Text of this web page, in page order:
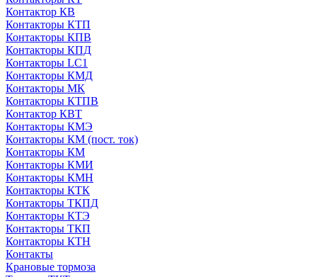
Контактор КВ
Контакторы КТП
Контакторы КПВ
Контакторы КПД
Контакторы LC1
Контакторы КМД
Контакторы МК
Контакторы КТПВ
Контактор КВТ
Контакторы КМЭ
Контакторы КМ (пост. ток)
Контакторы КМ
Контакторы КМИ
Контакторы КМН
Контакторы КТК
Контакторы ТКПД
Контакторы КТЭ
Контакторы ТКП
Контакторы КТН
Контакты
Крановые тормоза